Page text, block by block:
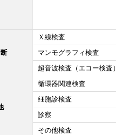
Ｘ線検査
マンモグラフィ検査
超音波検査（エコー検査）
循環器関連検査
細胞診検査
診察
その他検査